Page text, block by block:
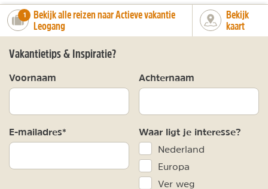
number_of_trips:
1
Bekijk alle reizen naar Actieve vakantie
Leogang
Bekijk
kaart
Vakantietips & Inspiratie?
Voornaam Achternaam
E-mailadres* Waar ligt je interesse?
Nederland
Europa
Ver weg